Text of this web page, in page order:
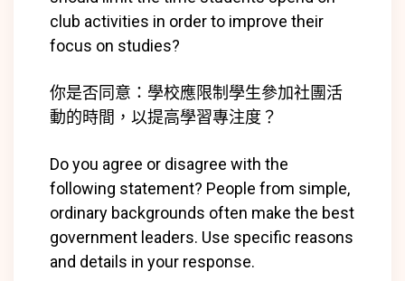
club activities in order to improve their
focus on studies?
你是否同意：學校應限制學生參加社團活
動的時間，以提高學習專注度？
Do you agree or disagree with the
following statement? People from simple,
ordinary backgrounds often make the best
government leaders. Use specific reasons
and details in your response.